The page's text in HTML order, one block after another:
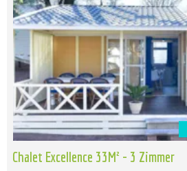
Chalet Excellence 33M² - 3 Zimmer